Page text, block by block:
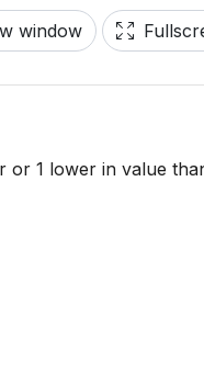
window
or 1 lower in value